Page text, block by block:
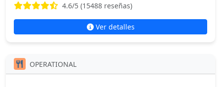
4.6/5 (15488 reseñas)
Ver detalles
OPERATIONAL